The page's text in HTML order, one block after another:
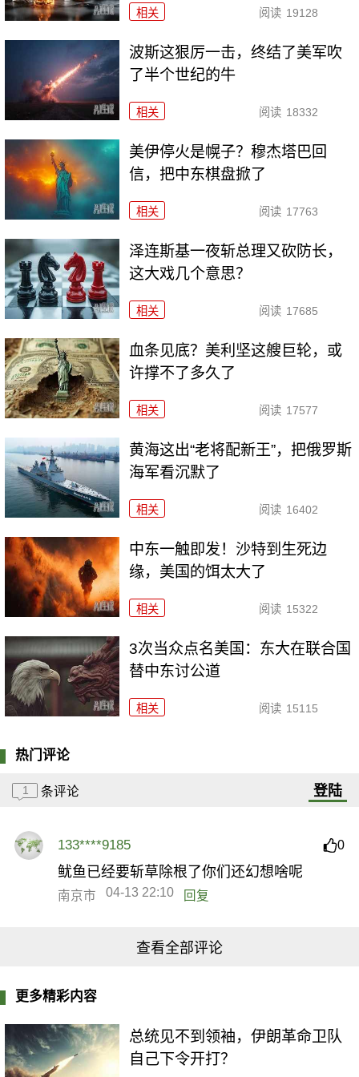
相关 阅读 19128
波斯这狠厉一击，终结了美军吹
了半个世纪的牛
相关 阅读 18332
美伊停火是幌子？穆杰塔巴回
信，把中东棋盘掀了
相关 阅读 17763
泽连斯基一夜斩总理又砍防长，
这大戏几个意思？
相关 阅读 17685
血条见底？美利坚这艘巨轮，或
许撑不了多久了
相关 阅读 17577
黄海这出“老将配新王”，把俄罗斯
海军看沉默了
相关 阅读 16402
中东一触即发！沙特到生死边
缘，美国的饵太大了
相关 阅读 15322
3次当众点名美国：东大在联合国
替中东讨公道
相关 阅读 15115
热门评论
1 条评论 登陆
133****9185 0
鱿鱼已经要斩草除根了你们还幻想啥呢
南京市 04-13 22:10 回复
查看全部评论
更多精彩内容
总统见不到领袖，伊朗革命卫队
自己下令开打？